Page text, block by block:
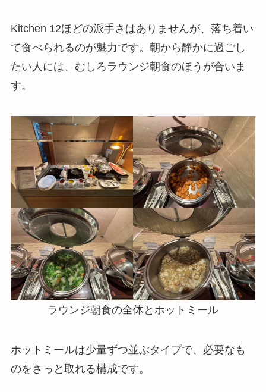
Kitchen 12ほどの派手さはありませんが、落ち着い
て食べられるのが魅力です。朝から静かに過ごし
たい人には、むしろラウンジ朝食のほうが合いま
す。
ラウンジ朝食の全体とホットミール
ホットミールは少量ずつ並ぶタイプで、必要なも
のをさっと取れる構成です。